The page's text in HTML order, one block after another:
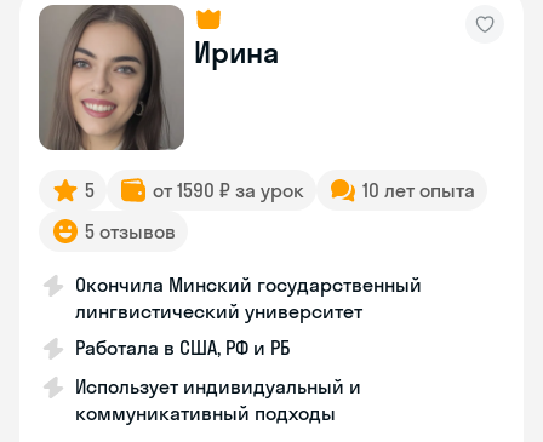
Ирина
5 от 1590 ₽ за урок
10 лет опыта
5 отзывов
Окончила Минский государственный
лингвистический университет
Работала в США, РФ и РБ
Использует индивидуальный и
коммуникативный подходы